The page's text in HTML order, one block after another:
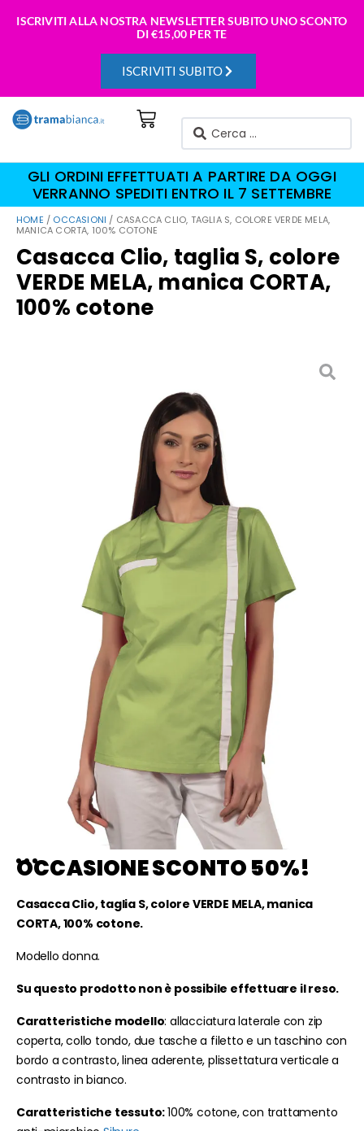
ISCRIVITI ALLA NOSTRA NEWSLETTER SUBITO UNO SCONTO
DI€15,00 PER TE
ISCRIVITI SUBITO
GLI ORDINI EFFETTUATI A PARTIRE DA OGGI
VERRANNO SPEDITI ENTRO IL 7 SETTEMBRE
HOME / OCCASIONI / CASACCA CLIO, TAGLIA S, COLORE VERDE MELA,
MANICA CORTA, 100% COTONE
Casacca Clio, taglia S, colore
VERDE MELA, manica CORTA,
100% cotone
OCCASIONE SCONTO 50%!
Casacca Clio, taglia S, colore VERDE MELA, manica
CORTA, 100% cotone.
Modello donna.
Su questo prodotto non è possibile effettuare il reso.
Caratteristiche modello: allacciatura laterale con zip
coperta, collo tondo, due tasche a filetto e un taschino con
bordo a contrasto, linea aderente, plissettatura verticale a
contrasto in bianco.
Caratteristiche tessuto:100% cotone, con trattamento